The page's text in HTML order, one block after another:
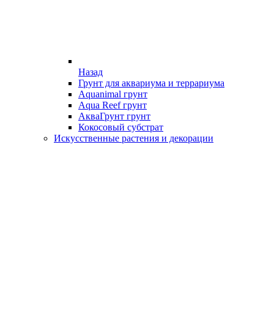
Назад
Грунт для аквариума и террариума
Aquanimal грунт
Aqua Reef грунт
АкваГрунт грунт
Кокосовый субстрат
Искусственные растения и декорации